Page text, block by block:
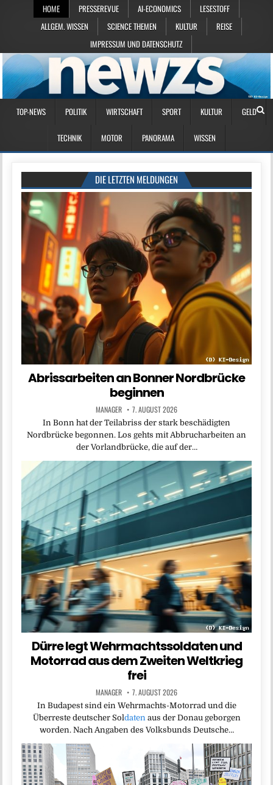
HOME PRESSEREVUE AI-ECONOMICS
LESESTOFF
ALLGEM. WISSEN
SCIENCE THEMEN KULTUR
REISE
IMPRESSUM UND DATENSCHUTZ
TOP-NEWS POLITIK WIRTSCHAFT SPORT KULTUR GELD
TECHNIK MOTOR PANORAMA WISSEN
DIE LETZTEN MELDUNGEN
Abrissarbeiten an Bonner Nordbrücke
beginnen
MANAGER 7. AUGUST 2026
In Bonn hat der Teilabriss der stark beschädigten
Nordbrücke begonnen. Los gehts mit Abbrucharbeiten an
der Vorlandbrücke, die auf der…
Dürre legt Wehrmachtssoldaten und
Motorrad aus dem Zweiten Weltkrieg
frei
MANAGER 7. AUGUST 2026
In Budapest sind ein Wehrmachts-Motorrad und die
Überreste deutscher Soldatenaus der Donau geborgen
worden. Nach Angaben des Volksbunds Deutsche…